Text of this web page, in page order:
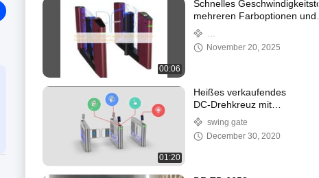
00:06
Schnelles
mehreren Farboptionen und
Servomotor-
November 20, 2025
01:20
Heißes verkaufendes
DC-Drehkreuz mit
bürstenlosem Motor
swing gate
December 30, 2020